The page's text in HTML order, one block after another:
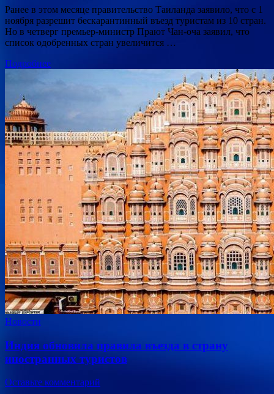
Ранее в этом месяце правительство Таиланда заявило, что с 1
ноября разрешит бескарантинный въезд туристам из 10 стран.
Но в четверг премьер-министр Прают Чан-оча заявил, что
список одобренных стран увеличится …
Подробнее
Новости
Индия обновила правила въезда в страну
иностранных туристов
Оставьте комментарий